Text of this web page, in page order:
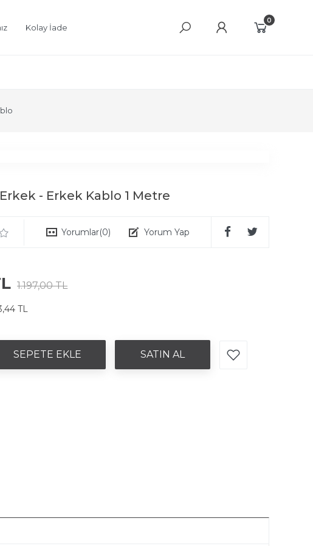
Kolay İade
0
Erkek - Erkek Kablo 1 Metre
Yorumlar(0) Yorum Yap
1.197,00 TL
TL